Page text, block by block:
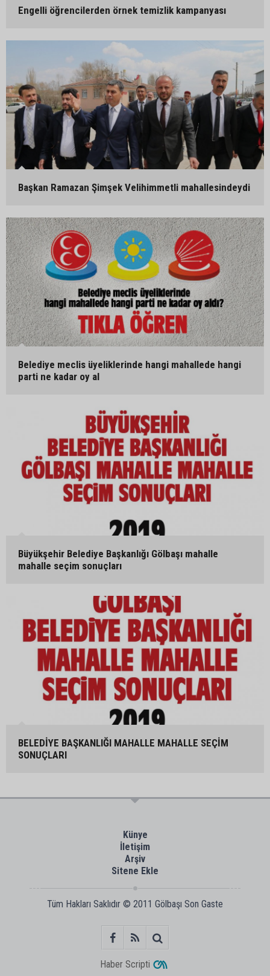
Engelli öğrencilerden örnek temizlik kampanyası
Başkan Ramazan Şimşek Velihimmetli mahallesindeydi
Belediye meclis üyeliklerinde hangi mahallede hangi
parti ne kadar oy al
Büyükşehir Belediye Başkanlığı Gölbaşı mahalle
mahalle seçim sonuçları
BELEDİYE BAŞKANLIĞI MAHALLE MAHALLE SEÇİM
SONUÇLARI
Künye
İletişim
Arşiv
Sitene Ekle
Tüm Hakları Saklıdır © 2011 Gölbaşı Son Gaste
Haber Scripti